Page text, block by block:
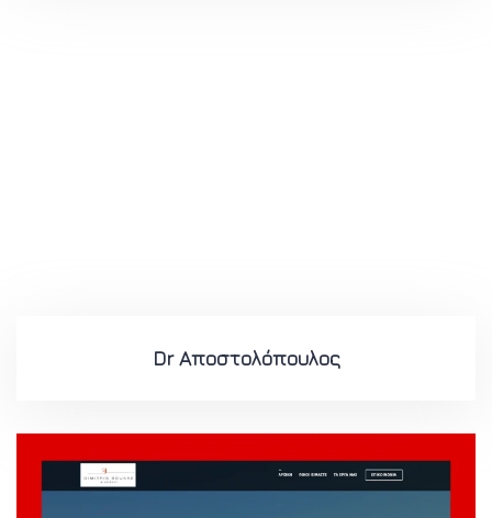
Dr Αποστολόπουλος